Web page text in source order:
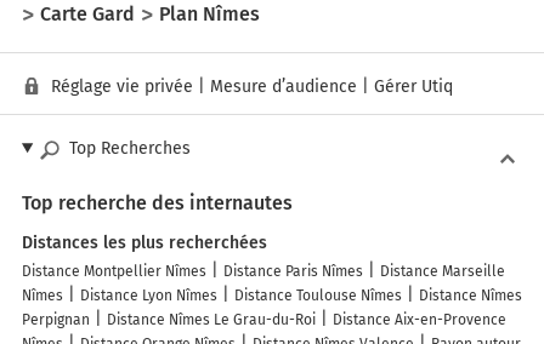
Carte Gard
Plan Nîmes
Réglage vie privée Mesure d’audience Gérer Utiq
Top Recherches
Top recherche des internautes
Distances les plus recherchées
Distance Montpellier Nîmes Distance Paris Nîmes
Distance Marseille
Nîmes
Distance Lyon Nîmes Distance Toulouse Nîmes
Distance Nîmes
Perpignan
Distance Nîmes Le Grau-du-Roi
Distance Aix-en-Provence